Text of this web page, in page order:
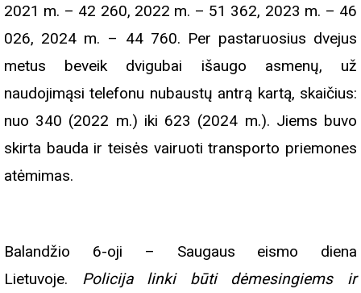
2021 m. – 42 260, 2022 m. – 51 362, 2023 m. – 46
026, 2024 m. – 44 760. Per pastaruosius dvejus
metus beveik dvigubai išaugo asmenų, už
naudojimąsi telefonu nubaustų antrą kartą, skaičius:
nuo 340 (2022 m.) iki 623 (2024 m.). Jiems buvo
skirta bauda ir teisės vairuoti transporto priemones
atėmimas.
Balandžio 6-oji – Saugaus eismo diena
Lietuvoje.
Policija linki būti dėmesingiems ir